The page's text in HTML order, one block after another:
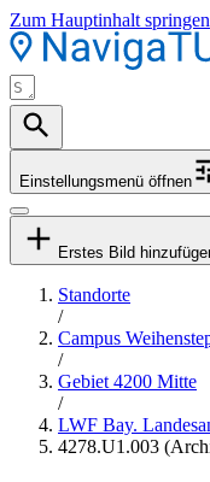
Zum Hauptinhalt springen
Einstellungsmenü öffnen
Erstes Bild
Standorte
/
Campus
/
Gebiet 4200 Mitte
/
LWF Bay.
4278.U1.003